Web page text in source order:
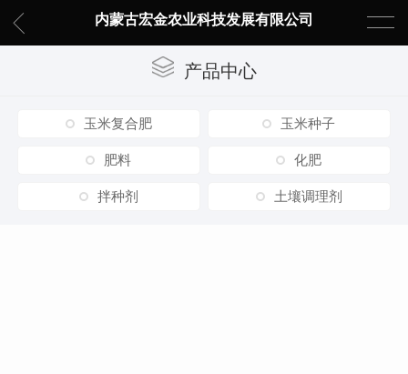
内蒙古宏金农业科技发展有限公司
产品中心
玉米复合肥 玉米种子
肥料 化肥
拌种剂 土壤调理剂